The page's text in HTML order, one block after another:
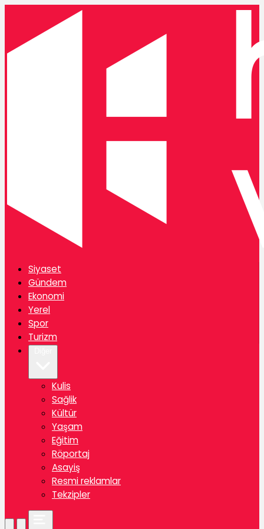
Siyaset
Gündem
Ekonomi
Yerel
Spor
Turizm
Kulis
Sağlik
Kültür
Yaşam
Eğitim
Röportaj
Asayiş
Resmi reklamlar
Tekzipler